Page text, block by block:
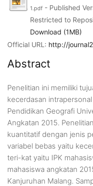
1.pdf - Published
Restricted to
Download (1MB)
Official URL: http://
Abstract
Penelitian ini memiliki
kecerdasan
Pendidikan Geografi
Angkatan 2015.
kuantitatif dengan jenis
variabel bebas yaitu
teri-kat yaitu IPK
mahasiswa angkatan
Kanjuruhan Malang.